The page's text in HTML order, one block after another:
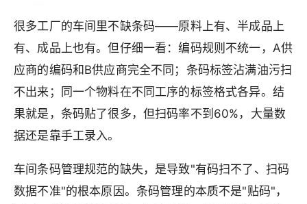
很多工厂的车间里不缺条码——原料上有、半成品上
有、成品上也有。但仔细一看：编码规则不统一，A供
应商的编码和B供应商完全不同；条码标签沾满油污扫
不出来；同一个物料在不同工序的标签格式各异。结
果就是，条码贴了很多，但扫码率不到60%，大量数
据还是靠手工录入。
车间条码管理规范的缺失，是导致"有码扫不了、扫码
数据不准"的根本原因。条码管理的本质不是"贴码"，